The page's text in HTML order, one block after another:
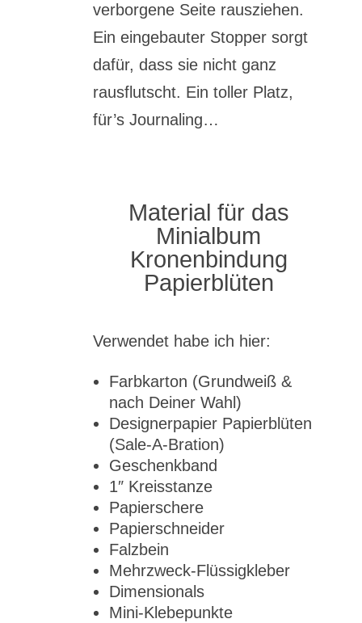
verborgene Seite rausziehen.
Ein eingebauter Stopper sorgt
dafür, dass sie nicht ganz
rausflutscht. Ein toller Platz,
für’s Journaling…
Material für das
Minialbum
Kronenbindung
Papierblüten
Verwendet habe ich hier:
Farbkarton (Grundweiß &
nach Deiner Wahl)
Designerpapier Papierblüten
(Sale-A-Bration)
Geschenkband
1″ Kreisstanze
Papierschere
Papierschneider
Falzbein
Mehrzweck-Flüssigkleber
Dimensionals
Mini-Klebepunkte